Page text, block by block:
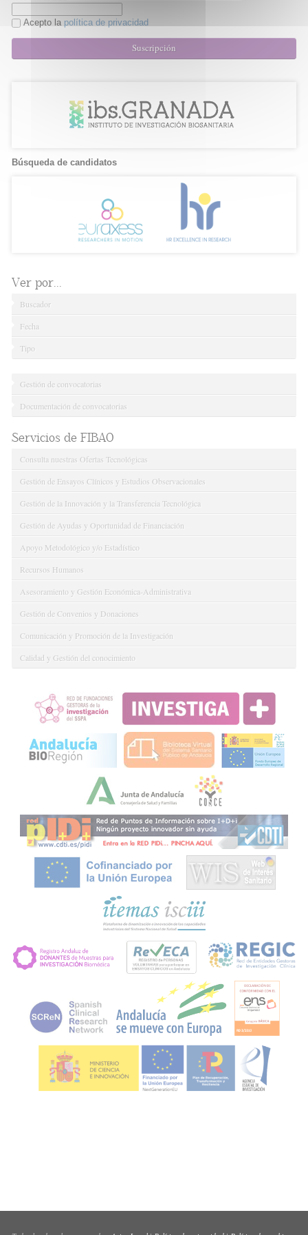
Acepto la política de privacidad
Suscripción
Búsqueda de candidatos
Ver por...
Buscador
Fecha
Tipo
Gestión de convocatorias
Documentación de convocatorias
Servicios de FIBAO
Consulta nuestras Ofertas Tecnológicas
Gestión de Ensayos Clínicos y Estudios Observacionales
Gestión de la Innovación y la Transferencia Tecnológica
Gestión de Ayudas y Oportunidad de Financiación
Apoyo Metodológico y/o Estadístico
Recursos Humanos
Asesoramiento y Gestión Económica-Administrativa
Gestión de Convenios y Donaciones
Comunicación y Promoción de la Investigación
Calidad y Gestión del conocimiento